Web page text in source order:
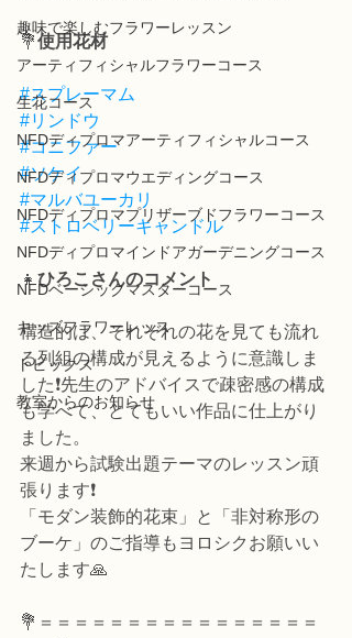
趣味で楽しむフラワーレッスン
アーティフィシャルフラワーコース
生花コース
NFDディプロマアーティフィシャルコース
NFDディプロマウエディングコース
NFDディプロマプリザーブドフラワーコース
NFDディプロマインドアガーデニングコース
NFDベーシックマスターコース
キッズフラワーレッス
トピックス
教室からのお知らせ
💐使用花材
#スプレーマム
#リンドウ
#コニファー
#ソケイ
#マルバユーカリ
#ストロベリーキャンドル
👧 ひろこさんのコメント
構造的は、それぞれの花を見ても流れ
る列組の構成が見えるように意識しま
した❗先生のアドバイスで疎密感の構成
も学べて、とてもいい作品に仕上がり
ました。
来週から試験出題テーマのレッスン頑
張ります❗
「モダン装飾的花束」と「非対称形の
ブーケ」のご指導もヨロシクお願いい
たします🙏
💐＝＝＝＝＝＝＝＝＝＝＝＝＝＝＝＝